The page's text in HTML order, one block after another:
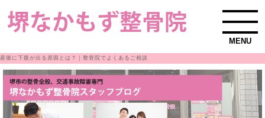
MENU
産後に下腹が出る原因とは？｜整骨院でよくあるご相談